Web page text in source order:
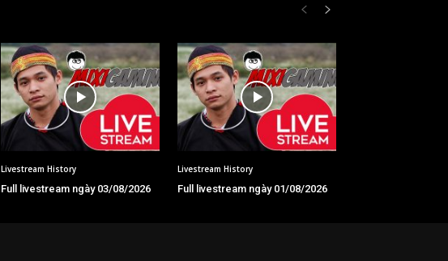
Livestream History
Full livestream ngày 03/08/2026
Livestream History
Full livestream ngày 01/08/2026